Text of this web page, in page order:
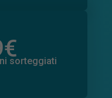
€sorteggiati
promesse